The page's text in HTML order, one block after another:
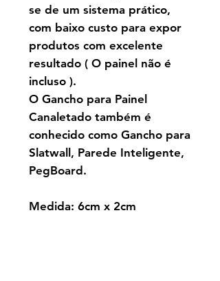
se de um sistema prático,
com baixo custo para expor
produtos com excelente
resultado ( O painel não é
incluso ).
O Gancho para Painel
Canaletado também é
conhecido como Gancho para
Slatwall, Parede Inteligente,
PegBoard.
Medida: 6cm x 2cm